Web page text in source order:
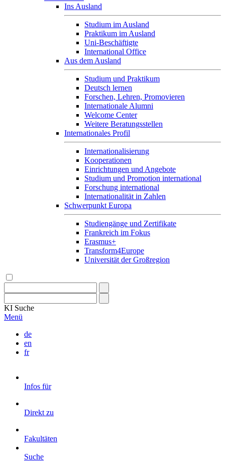
Ins Ausland
Studium im Ausland
Praktikum im Ausland
Uni-Beschäftigte
International Office
Aus dem Ausland
Studium und Praktikum
Deutsch lernen
Forschen, Lehren, Promovieren
Internationale Alumni
Welcome Center
Weitere Beratungsstellen
Internationales Profil
Internationalisierung
Kooperationen
Einrichtungen und Angebote
Studium und Promotion international
Forschung international
Internationalität in Zahlen
Schwerpunkt Europa
Studiengänge und Zertifikate
Frankreich im Fokus
Erasmus+
Transform4Europe
Universität der Großregion
KI Suche
Menü
de
en
fr
Infos für
Direkt zu
Fakultäten
Suche